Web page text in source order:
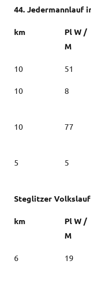
44. Jedermannlauf
km
Pl W /
M
10 51
10 8
10 77
5 5
Steglitzer Volkslauf
km
Pl W /
M
6 19